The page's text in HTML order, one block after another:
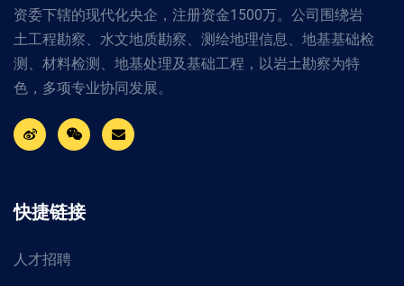
资委下辖的现代化央企，注册资金1500万。公司围绕岩
土工程勘察、水文地质勘察、测绘地理信息、地基基础检
测、材料检测、地基处理及基础工程，以岩土勘察为特
色，多项专业协同发展。
快捷链接
人才招聘